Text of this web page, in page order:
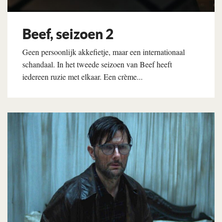
Beef, seizoen 2
Geen persoonlijk akkefietje, maar een internationaal
schandaal. In het tweede seizoen van Beef heeft
iedereen ruzie met elkaar. Een crème...
Lees verder